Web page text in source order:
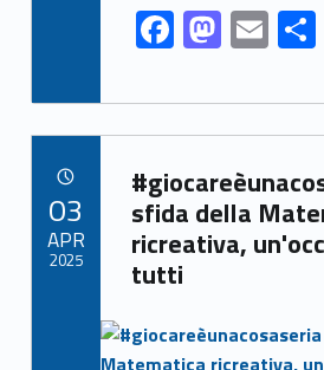
F
ac
e
b
o
o
k
M
as
to
d
o
n
E
m
ai
l
S
Link identifier archive #link-archive-45051
sfida della
ricreativa,
tutti
Link identifier archive #link-archive-thumb-soap-80727
03
APR
2025